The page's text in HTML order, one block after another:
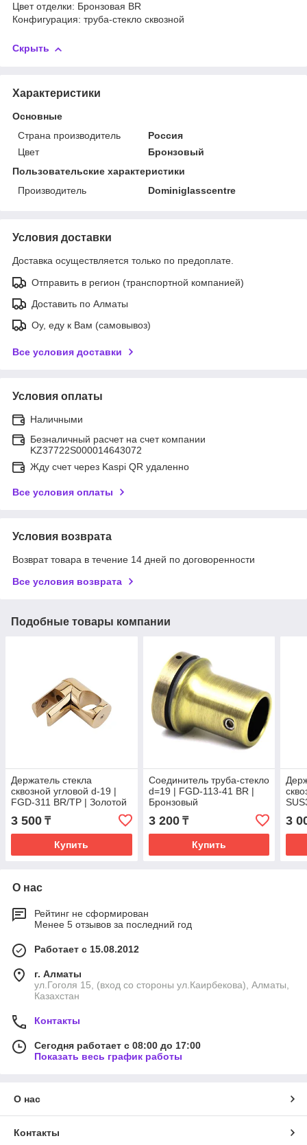
Цвет отделки: Бронзовая BR
Конфигурация: труба-стекло сквозной
Скрыть
Характеристики
Основные
Страна производитель
Россия
Цвет
Бронзовый
Пользовательские характеристики
Производитель
Dominiglasscentre
Условия доставки
Доставка осуществляется только по предоплате.
Отправить в регион (транспортной компанией)
Доставить по Алматы
Оу, еду к Вам (самовывоз)
Все условия доставки
Условия оплаты
Наличными
Безналичный расчет на счет компании
KZ37722S000014643072
Жду счет через Kaspi QR удаленно
Все условия оплаты
Условия возврата
Возврат товара в течение 14 дней по договоренности
Все условия возврата
Подобные товары компании
Держатель стекла
сквозной угловой d-19 |
FGD-311 BR/TP | Золотой
3 500 ₸
Купить
Соединитель труба-стекло
d=19 | FGD-113-41 BR |
Бронзовый
3 200₸
Купить
3
О нас
Рейтинг не сформирован
Менее 5 отзывов за последний год
Работает с 15.08.2012
г. Алматы
ул.Гоголя 15, (вход со стороны ул.Каирбекова), Алматы,
Казахстан
Контакты
Сегодня работает с 08:00 до 17:00
Показать весь график работы
О нас
Контакты